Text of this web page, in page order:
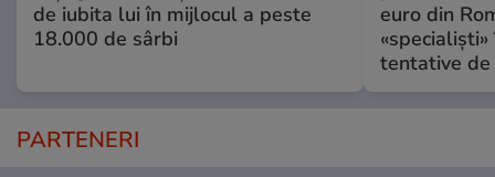
de iubita lui în mijlocul a peste
18.000 de sârbi
euro din
tentative de
PARTENERI